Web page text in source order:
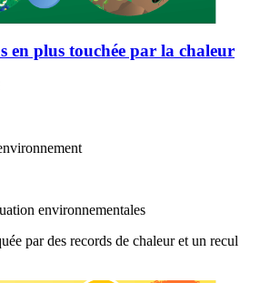
en plus touchée par la chaleur
environnementales
par des records de chaleur et un recul